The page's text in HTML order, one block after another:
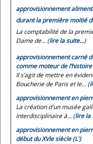
approvisionnement
durant la première moitié
La comptabilité de la
Dame de... (lire la suite…)
approvisionnement carné
comme moteur de l’histoire
Il s’agit de mettre en
Boucherie de Paris et le... (
approvisionnement en
La création d'un musée
interdisciplinaire à... (lire la
approvisionnement en
début du XVIe siècle (L')